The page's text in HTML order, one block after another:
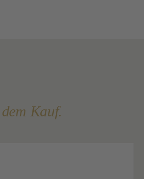
dem Kauf.